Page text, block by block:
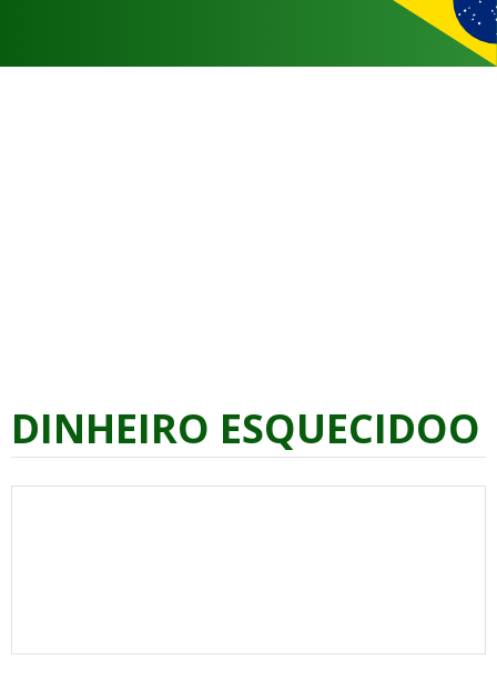
DINHEIRO ESQUECIDOO